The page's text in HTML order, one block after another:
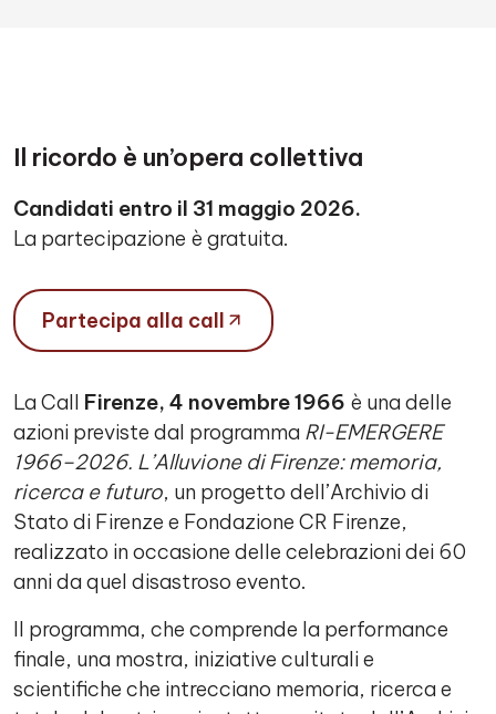
Il ricordo è un’opera collettiva
Candidati entro il 31 maggio 2026.
La partecipazione è gratuita.
Partecipa alla call
La Call Firenze, 4 novembre 1966 è una delle
azioni previste dal programma RI-EMERGERE
1966–2026. L’Alluvione di Firenze: memoria,
ricerca e futuro, un progetto dell’Archivio di
Stato di Firenze e Fondazione CR Firenze,
realizzato in occasione delle celebrazioni dei 60
anni da quel disastroso evento.
Il programma, che comprende la performance
finale, una mostra, iniziative culturali e
scientifiche che intrecciano memoria, ricerca e